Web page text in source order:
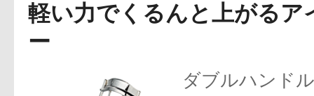
軽い力でくるんと上がるア
ー
ダブルハンド